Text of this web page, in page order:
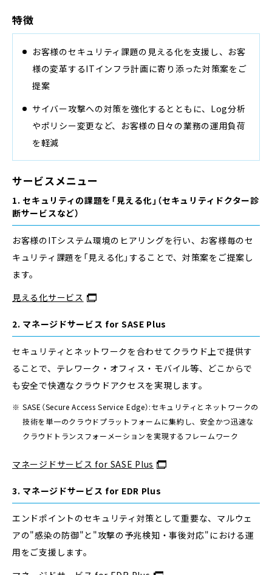
特徴
お客様のセキュリティ課題の見える化を支援し、お客
様の変革するITインフラ計画に寄り添った対策案をご
提案
サイバー攻撃への対策を強化するとともに、Log分析
やポリシー変更など、お客様の日々の業務の運用負荷
を軽減
サービスメニュー
1. セキュリティの課題を「見える化」（セキュリティドクター診
断サービスなど）
お客様のITシステム環境のヒアリングを行い、お客様毎のセ
キュリティ課題を「見える化」することで、対策案をご提案し
ます。
見える化サービス
2. マネージドサービス for SASE Plus
セキュリティとネットワークを合わせてクラウド上で提供す
ることで、テレワーク・オフィス・モバイル等、どこからで
も安全で快適なクラウドアクセスを実現します。
SASE（Secure Access Service Edge）:セキュリティとネットワークの
技術を単一のクラウドプラットフォームに集約し、安全かつ迅速な
クラウドトランスフォーメーションを実現するフレームワーク
マネージドサービス for SASE Plus
3. マネージドサービス for EDR Plus
エンドポイントのセキュリティ対策として重要な、マルウェ
アの"感染の防御"と"攻撃の予兆検知・事後対応"における運
用をご支援します。